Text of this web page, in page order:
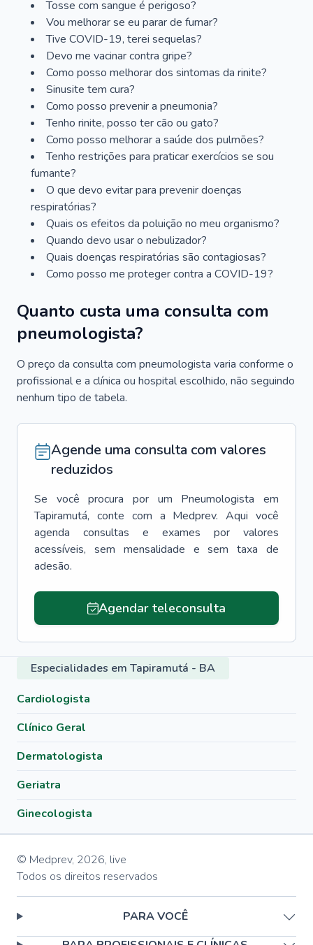
Tosse com sangue é perigoso?
Vou melhorar se eu parar de fumar?
Tive COVID-19, terei sequelas?
Devo me vacinar contra gripe?
Como posso melhorar dos sintomas da rinite?
Sinusite tem cura?
Como posso prevenir a pneumonia?
Tenho rinite, posso ter cão ou gato?
Como posso melhorar a saúde dos pulmões?
Tenho restrições para praticar exercícios se sou
fumante?
O que devo evitar para prevenir doenças
respiratórias?
Quais os efeitos da poluição no meu organismo?
Quando devo usar o nebulizador?
Quais doenças respiratórias são contagiosas?
Como posso me proteger contra a COVID-19?
Quanto custa uma consulta com
pneumologista?
O preço da consulta com pneumologista varia conforme o
profissional e a clínica ou hospital escolhido, não seguindo
nenhum tipo de tabela.
Agende uma consulta com valores
reduzidos
Se você procura por um Pneumologista
em
Tapiramutá, conte com a Medprev. Aqui você
agenda consultas e exames por valores
acessíveis, sem mensalidade e sem taxa de
adesão.
Agendar teleconsulta
Especialidades em Tapiramutá - BA
Cardiologista
Clínico Geral
Dermatologista
Geriatra
Ginecologista
© Medprev, 2026, live
Todos os direitos reservados
PARA VOCÊ